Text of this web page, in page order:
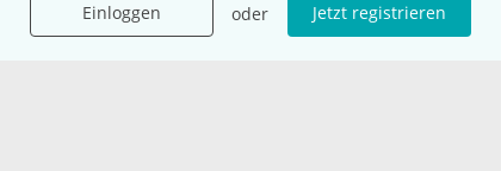
Einloggen
oder Jetzt registrieren
Mehr Kongresse